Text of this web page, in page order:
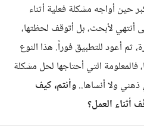
حين أواجه مشكلة فعلية أثناء
أنتهي لأبحث، بل أتوقف لحظتها،
ثم أعود للتطبيق فوراً. هذا النوع
فالمعلومة التي أحتاجها لحل مشكلة
ولا أنساها..وأنتم، كيف
أثناء العمل؟